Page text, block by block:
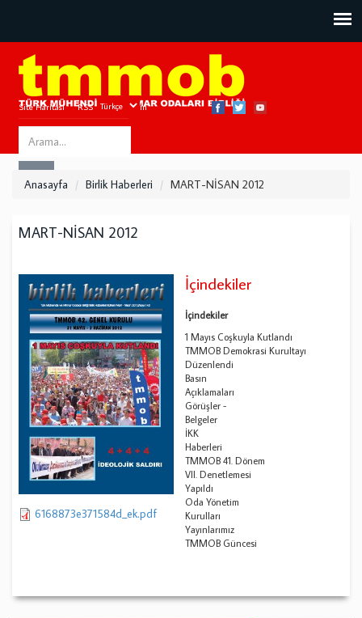
Site Haritası RSS Bize Ulaşın
Search
this
Anasayfa Birlik Haberleri MART-NİSAN 2012
MART-NİSAN 2012
6168873e371584d_ek.pdf
İçindekiler
İçindekiler
1 Mayıs Coşkuyla Kutlandı
TMMOB Demokrasi Kurultayı
Düzenlendi
Basın
Açıklamaları
Görüşler -
Belgeler
İKK
Haberleri
TMMOB 41. Dönem
VII. Denetlemesi
Yapıldı
Oda Yönetim
Kurulları
Yayınlarımız
TMMOB Güncesi